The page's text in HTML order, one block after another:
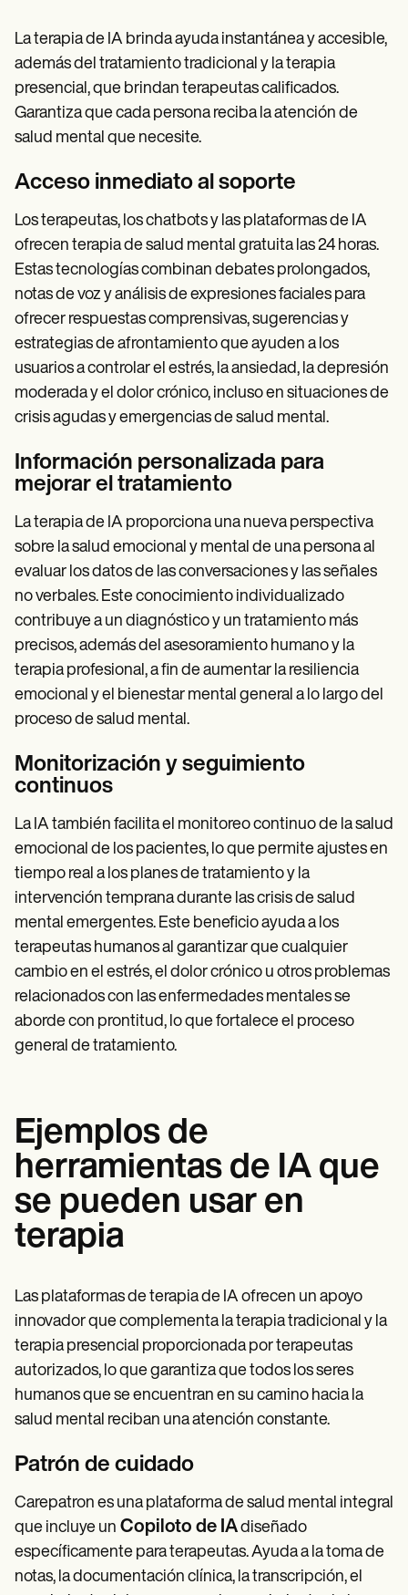
La terapia de IA brinda ayuda instantánea y accesible,
además del tratamiento tradicional y la terapia
presencial, que brindan terapeutas calificados.
Garantiza que cada persona reciba la atención de
salud mental que necesite.
Acceso inmediato al soporte
Los terapeutas, los chatbots y las plataformas de IA
ofrecen terapia de salud mental gratuita las 24 horas.
Estas tecnologías combinan debates prolongados,
notas de voz y análisis de expresiones faciales para
ofrecer respuestas comprensivas, sugerencias y
estrategias de afrontamiento que ayuden a los
usuarios a controlar el estrés, la ansiedad, la depresión
moderada y el dolor crónico, incluso en situaciones de
crisis agudas y emergencias de salud mental.
Información personalizada para
mejorar el tratamiento
La terapia de IA proporciona una nueva perspectiva
sobre la salud emocional y mental de una persona al
evaluar los datos de las conversaciones y las señales
no verbales. Este conocimiento individualizado
contribuye a un diagnóstico y un tratamiento más
precisos, además del asesoramiento humano y la
terapia profesional, a fin de aumentar la resiliencia
emocional y el bienestar mental general a lo largo del
proceso de salud mental.
Monitorización y seguimiento
continuos
La IA también facilita el monitoreo continuo de la salud
emocional de los pacientes, lo que permite ajustes en
tiempo real a los planes de tratamiento y la
intervención temprana durante las crisis de salud
mental emergentes. Este beneficio ayuda a los
terapeutas humanos al garantizar que cualquier
cambio en el estrés, el dolor crónico u otros problemas
relacionados con las enfermedades mentales se
aborde con prontitud, lo que fortalece el proceso
general de tratamiento.
Ejemplos de
herramientas de IA que
se pueden usar en
terapia
Las plataformas de terapia de IA ofrecen un apoyo
innovador que complementa la terapia tradicional y la
terapia presencial proporcionada por terapeutas
autorizados, lo que garantiza que todos los seres
humanos que se encuentran en su camino hacia la
salud mental reciban una atención constante.
Patrón de cuidado
Carepatron es una plataforma de salud mental integral
que incluye un Copiloto de IAdiseñado
específicamente para terapeutas. Ayuda a la toma de
notas, la documentación clínica, la transcripción, el